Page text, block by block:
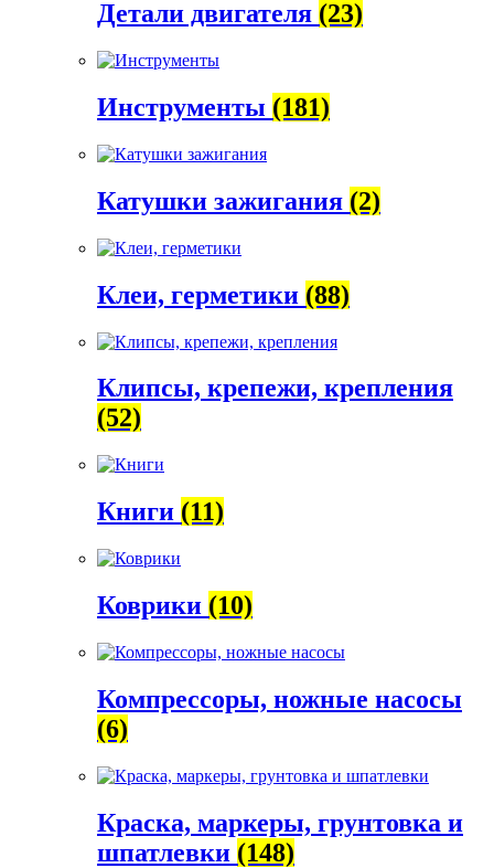
Детали двигателя (23)
Инструменты (181)
Катушки зажигания (2)
Клеи, герметики (88)
Клипсы, крепежи, крепления
(52)
Книги (11)
Коврики (10)
Компрессоры, ножные насосы
(6)
Краска, маркеры, грунтовка и
шпатлевки (148)